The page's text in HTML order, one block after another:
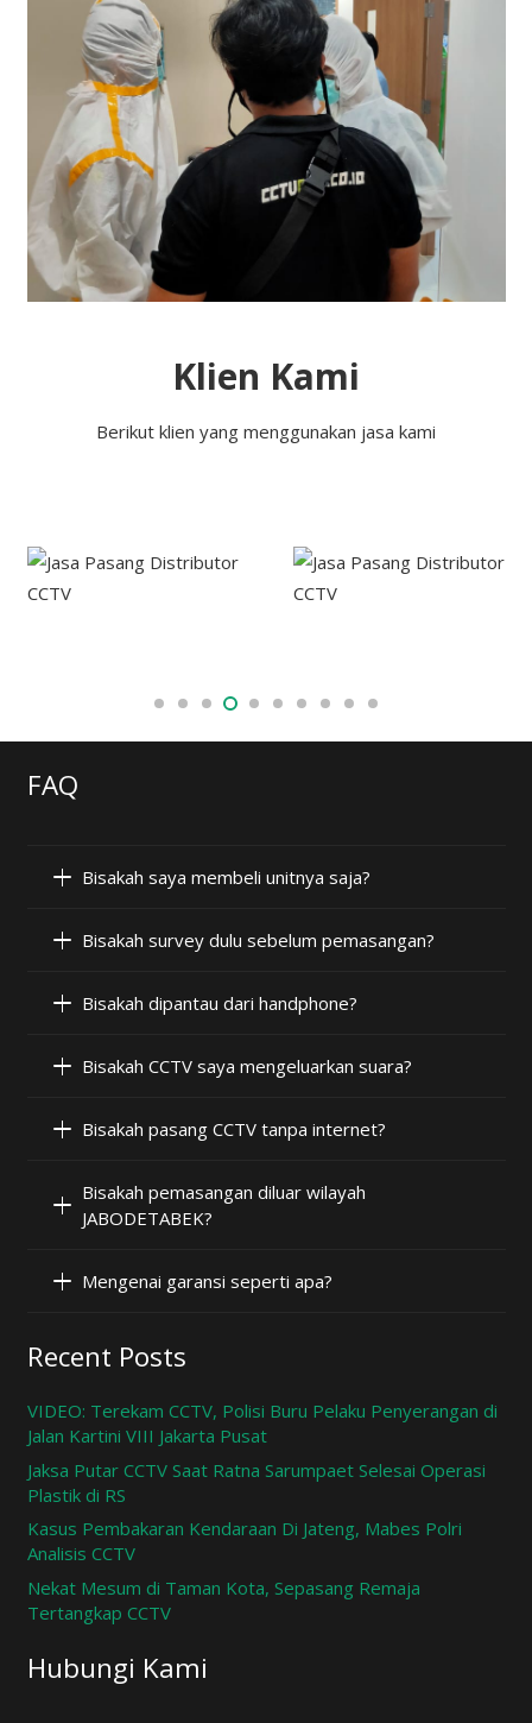
Klien Kami
Berikut klien yang menggunakan jasa kami
FAQ
Bisakah saya membeli unitnya saja?
Bisakah survey dulu sebelum pemasangan?
Bisakah dipantau dari handphone?
Bisakah CCTV saya mengeluarkan suara?
Bisakah pasang CCTV tanpa internet?
Bisakah pemasangan diluar wilayah
JABODETABEK?
Mengenai garansi seperti apa?
Recent Posts
VIDEO: Terekam CCTV, Polisi Buru Pelaku Penyerangan di
Jalan Kartini VIII Jakarta Pusat
Jaksa Putar CCTV Saat Ratna Sarumpaet Selesai Operasi
Plastik di RS
Kasus Pembakaran Kendaraan Di Jateng, Mabes Polri
Analisis CCTV
Nekat Mesum di Taman Kota, Sepasang Remaja
Tertangkap CCTV
Hubungi Kami